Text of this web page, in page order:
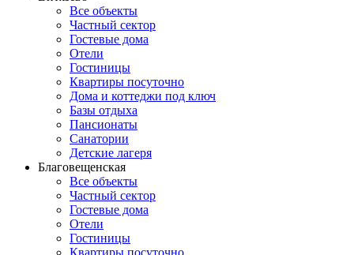
Все объекты
Частный сектор
Гостевые дома
Отели
Гостиницы
Квартиры посуточно
Дома и коттеджи под ключ
Базы отдыха
Пансионаты
Санатории
Детские лагеря
Благовещенская
Все объекты
Частный сектор
Гостевые дома
Отели
Гостиницы
Квартиры посуточно